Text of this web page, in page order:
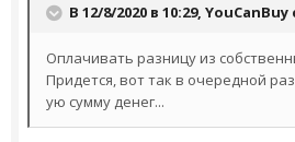
В 12/8/2020 в 10:29, YouCanBuy
Оплачивать разницу из
Придется, вот так в очередной
ую сумму денег...